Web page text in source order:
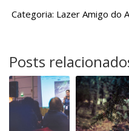
Categoria: Lazer Amigo do
Posts
Encontros
Voltar